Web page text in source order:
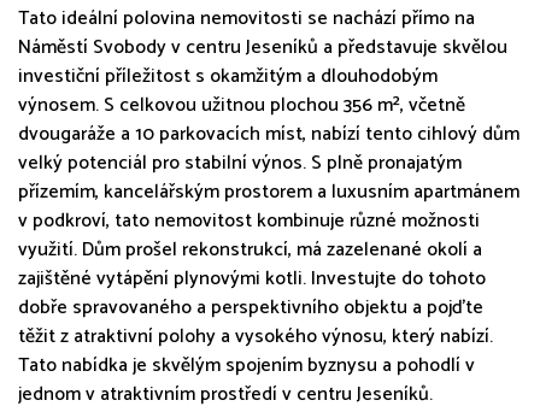
Tato ideální polovina nemovitosti se nachází přímo na
Náměstí Svobody v centru Jeseníků a představuje skvělou
investiční příležitost s okamžitým a dlouhodobým
výnosem. S celkovou užitnou plochou 356 m², včetně
dvougaráže a 10 parkovacích míst, nabízí tento cihlový dům
velký potenciál pro stabilní výnos. S plně pronajatým
přízemím, kancelářským prostorem a luxusním apartmánem
v podkroví, tato nemovitost kombinuje různé možnosti
využití. Dům prošel rekonstrukcí, má zazelenané okolí a
zajištěné vytápění plynovými kotli. Investujte do tohoto
dobře spravovaného a perspektivního objektu a pojďte
těžit z atraktivní polohy a vysokého výnosu, který nabízí.
Tato nabídka je skvělým spojením byznysu a pohodlí v
jednom v atraktivním prostředí v centru Jeseníků.